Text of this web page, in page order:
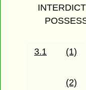
3.1
(1)
(2)